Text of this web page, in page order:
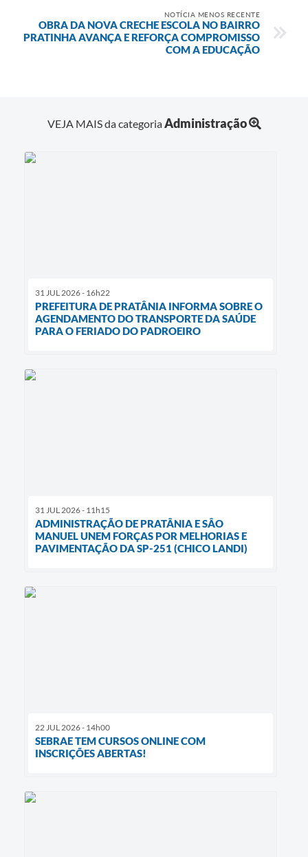
NOTÍCIA MENOS RECENTE
OBRA DA NOVA CRECHE ESCOLA NO BAIRRO
PRATINHA AVANÇA E REFORÇA COMPROMISSO
COM A EDUCAÇÃO
VEJA MAIS da categoriaAdministração
31 JUL 2026 - 16h22
PREFEITURA DE PRATÂNIA INFORMA SOBRE O
AGENDAMENTO DO TRANSPORTE DA SAÚDE
PARA O FERIADO DO PADROEIRO
31 JUL 2026 - 11h15
ADMINISTRAÇÃO DE PRATÂNIA E SÂO
MANUEL UNEM FORÇAS POR MELHORIAS E
PAVIMENTAÇÃO DA SP-251 (CHICO LANDI)
22 JUL 2026 - 14h00
SEBRAE TEM CURSOS ONLINE COM
INSCRIÇÕES ABERTAS!